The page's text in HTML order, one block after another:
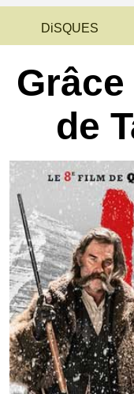
DiSQUES
de